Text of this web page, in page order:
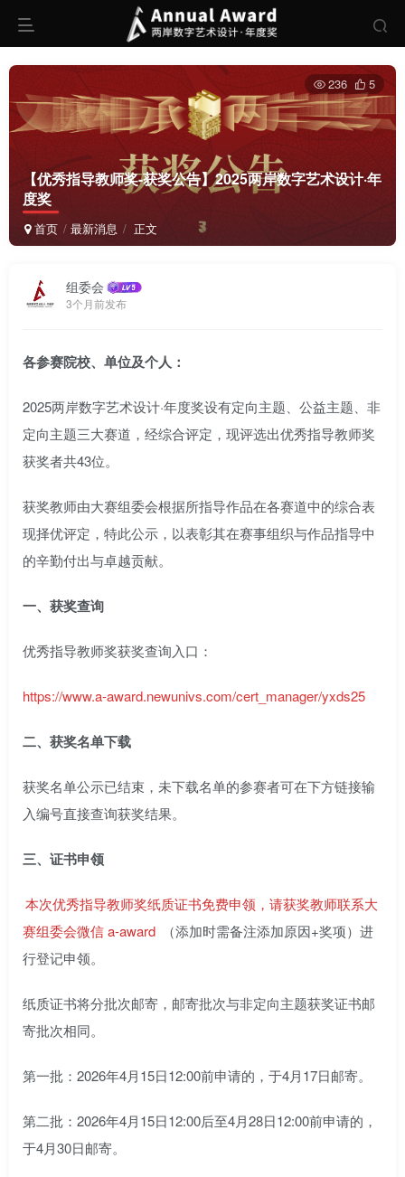
【优秀指导教师奖-获奖公告】2025两岸数字艺术设计·年
度奖
首页 最新消息 正文
236 5
组委会
3个月前发布
各参赛院校、单位及个人：
2025两岸数字艺术设计·年度奖设有定向主题、公益主题、非
定向主题三大赛道，经综合评定，现评选出优秀指导教师奖
获奖者共43位。
获奖教师由大赛组委会根据所指导作品在各赛道中的综合表
现择优评定，特此公示，以表彰其在赛事组织与作品指导中
的辛勤付出与卓越贡献。
一、获奖查询
优秀指导教师奖获奖查询入口：
https://www.a-award.newunivs.com/cert_manager/yxds25
二、获奖名单下载
获奖名单公示已结束，未下载名单的参赛者可在下方链接输
入编号直接查询获奖结果。
三、证书申领
本次优秀指导教师奖纸质证书免费申领，请获奖教师联系大
赛组委会微信 a-award
（添加时需备注添加原因+奖项）进
行登记申领。
纸质证书将分批次邮寄，邮寄批次与非定向主题获奖证书邮
寄批次相同。
第一批：2026年4月15日12:00前申请的，于4月17日邮寄。
第二批：2026年4月15日12:00后至4月28日12:00前申请的，
于4月30日邮寄。